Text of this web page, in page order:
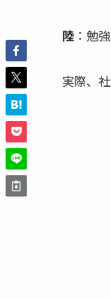
陸 ：勉
実際、